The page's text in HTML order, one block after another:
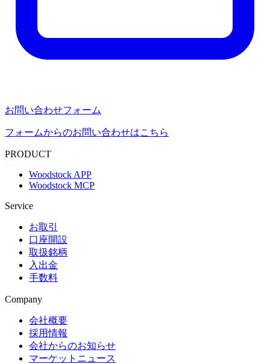
お問い合わせフォーム
フォームからのお問い合わせはこちら
PRODUCT
Woodstock APP
Woodstock MCP
Service
お取引
口座開設
取扱銘柄
入出金
手数料
Company
会社概要
採用情報
会社からのお知らせ
マーケットニュース